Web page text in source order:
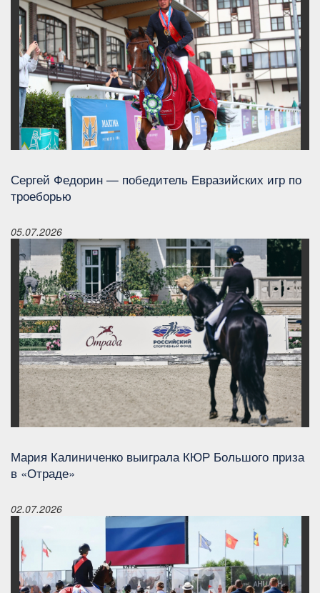
Сергей Федорин — победитель Евразийских игр по
троеборью
05.07.2026
Мария Калиниченко выиграла КЮР Большого приза
в «Отраде»
02.07.2026